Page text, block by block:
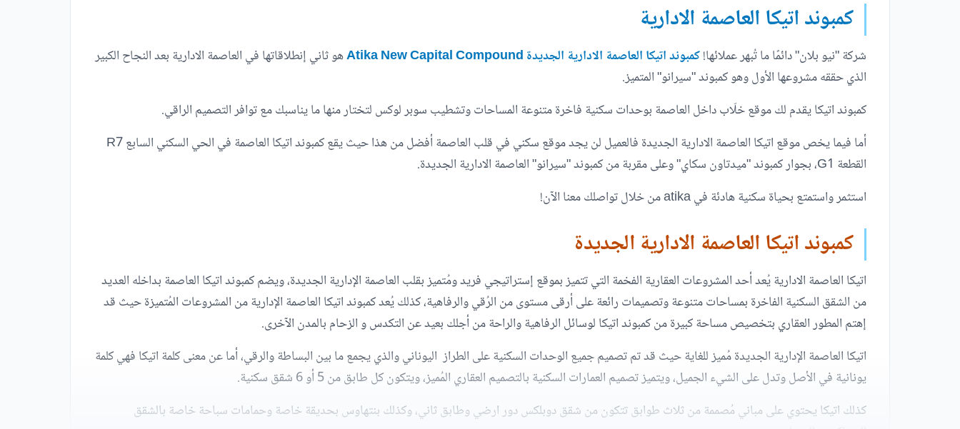
كمبوند اتيكا العاصمة الادارية
شركة "نيو بلان" دائمًا ما تُبهر عملائها!كمبوند اتيكا العاصمة الادارية الجديدة Atika New Capital Compound
هو ثاني إنطلاقاتها في العاصمة الادارية بعد النجاح الكبير
الذي حققه مشروعها الأول وهو كمبوند "سيرانو" المتميز.
كمبوند اتيكا يقدم لك موقع خلّاب داخل العاصمة بوحدات سكنية فاخرة متنوعة المساحات وتشطيب سوبر لوكس لتختار منها ما يناسبك مع توافر التصميم الراقي.
أما فيما يخص موقع اتيكا العاصمة الادارية الجديدة فالعميل لن يجد موقع سكني في قلب العاصمة أفضل من هذا حيث يقع كمبوند اتيكا العاصمة في الحي السكني السابع R7
القطعة G1، بجوار كمبوند "ميدتاون سكاي" وعلى مقربة من كمبوند "سيرانو" العاصمة الادارية الجديدة.
استثمر واستمتع بحياة سكنية هادئة في atika من خلال تواصلك معنا الآن!
كمبوند اتيكا العاصمة الادارية الجديدة
اتيكا العاصمة الادارية يُعد أحد المشروعات العقارية الفخمة التي تتميز بموقع إستراتيجي فريد ومُتميز بقلب العاصمة الإدارية الجديدة، ويضم كمبوند اتيكا العاصمة بداخله العديد
من الشقق السكنية الفاخرة بمساحات متنوعة وتصميمات رائعة على أرقى مستوى من الرُقي والرفاهية، كذلك يُعد كمبوند اتيكا العاصمة الإدارية من المشروعات المُتميزة حيث قد
إهتم المطور العقاري بتخصيص مساحة كبيرة من كمبوند اتيكا لوسائل الرفاهية والراحة من أجلك بعيد عن التكدس و الزحام بالمدن الآخرى.
اتيكا العاصمة الإدارية الجديدة مُميز للغاية حيث قد تم تصميم جميع الوحدات السكنية على الطراز اليوناني والذي يجمع ما بين البساطة والرقي، أما عن معنى كلمة اتيكا فهي كلمة
يونانية في الأصل وتدل على الشيء الجميل، ويتميز تصميم العمارات السكنية بالتصميم العقاري المُميز، ويتكون كل طابق من 5 أو 6 شقق سكنية.
كذلك اتيكا يحتوي على مباني مُصممة من ثلاث طوابق تتكون من شقق دوبلكس دور ارضي وطابق ثاني، وكذلك بنتهاوس بحديقة خاصة وحمامات سباحة خاصة بالشقق